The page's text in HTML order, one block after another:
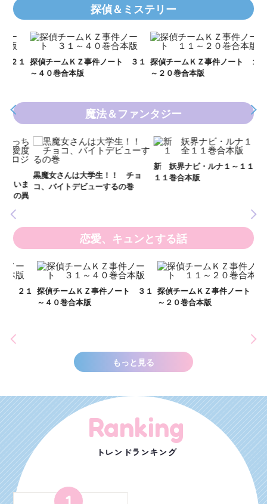
探偵＆ミステリー
探偵チームＫＺ事件ノート ３１
～４０巻合本版
探偵チームＫＺ事件ノート １１
～２０巻合本版
魔法＆ファンタジー
黒魔女さんは大学生！！ チョ
コ、バイトデビューするの巻
新 妖界ナビ・ルナ１～１１ 全
１１巻合本版
恋愛、キュンとする話
探偵チームＫＺ事件ノート ３１
～４０巻合本版
探偵チームＫＺ事件ノート １１
～２０巻合本版
もっと見る
Ranking
トレンドランキング